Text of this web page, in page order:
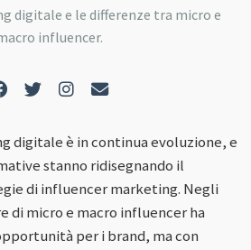
digitale e le differenze tra micro e
influencer.
digitale è in continua evoluzione, e
stanno ridisegnando il
di influencer marketing. Negli
di micro e macro influencer ha
per i brand, ma con